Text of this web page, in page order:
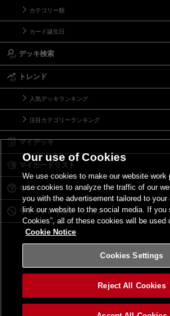
カテゴリー順
カード誕生日
デッキ検索
トレンド
人気デッキランキング
注目カテゴリーランキング
マイデッキ
マイカードリスト
Ｑ＆Ａ
リミットレギュレーション
サイト
©2026
Our use of Cookies
We use cookies to make our website work
use cookies to analyze the traffic of our
you with the advertisement tailored to
link our website to the social media. If you
Cookies”, all of these cookies will be used
Cookie Notice
Cookies Settings
Reject All Cookies